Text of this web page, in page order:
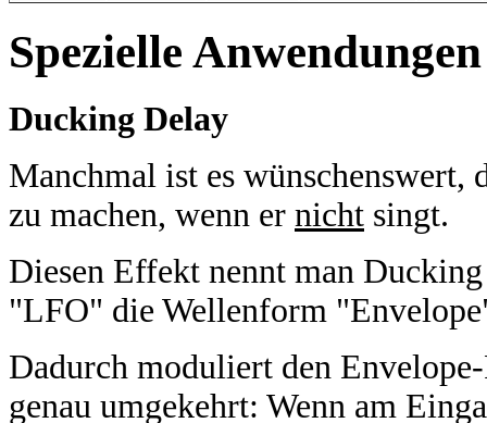
Spezielle
Ducking Delay
Manchmal ist es wünschenswert,
zu machen, wenn er nicht singt.
Diesen Effekt nennt man
"LFO" die Wellenform
Dadurch moduliert den
genau umgekehrt: Wenn am